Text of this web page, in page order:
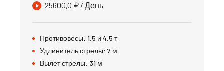
25600,0 ₽ / День
Противовесы: 1,5 и 4,5 т
Удлинитель стрелы: 7 м
Вылет стрелы: 31 м